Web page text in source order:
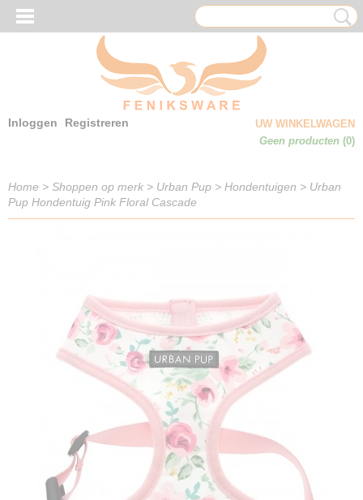
Inloggen Registreren
UW WINKELWAGEN
Geen producten (0)
Home > Shoppen op merk > Urban Pup > Hondentuigen > Urban
Pup Hondentuig Pink Floral Cascade